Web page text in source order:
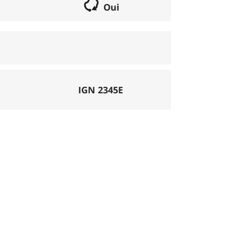
Oui
lorsqu'il s'agit d'une boucle. Les chemins
peut se réaliser avec un vélo semi
La difficulté de la descente est
IGN 2345E